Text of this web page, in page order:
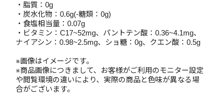
・脂質：0g
・炭水化物：0.6g(-糖類：0g)
・食塩相当量：0.07g
・ビタミン：C17~52mg、パントテン酸：0.36~4.1mg、
ナイアシン：0.98~2.5mg、ショ糖：0g、クエン酸：0.5g
※画像はイメージです。
※商品画像につきまして、お客様がご利用のモニター設定
や閲覧環境の違いにより、実際の商品と色味が異なる場
合がございます。